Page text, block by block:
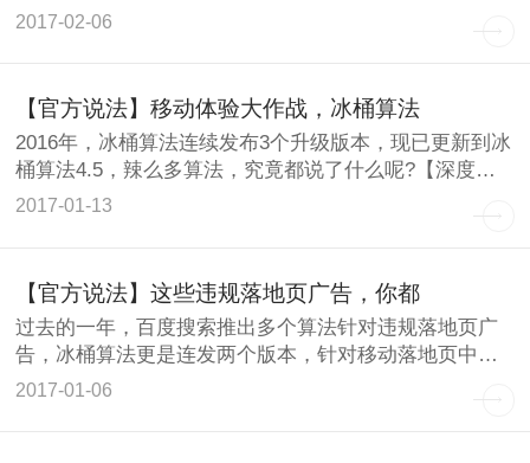
问题，而提
2017-02-06
【官方说法】移动体验大作战，冰桶算法
2016年，冰桶算法连续发布3个升级版本，现已更新到冰
桶算法4.5，辣么多算法，究竟都说了什么呢?【深度
网】现
2017-01-13
【官方说法】这些违规落地页广告，你都
过去的一年，百度搜索推出多个算法针对违规落地页广
告，冰桶算法更是连发两个版本，针对移动落地页中影
响用户体验的广
2017-01-06